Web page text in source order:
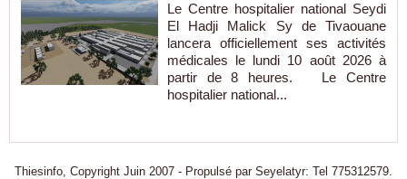
Le Centre hospitalier national Seydi
El Hadji Malick Sy de Tivaouane
lancera officiellement ses activités
médicales le lundi 10 août 2026 à
partir de 8 heures. Le Centre
hospitalier national...
Thiesinfo, Copyright Juin 2007 - Propulsé par Seyelatyr: Tel 775312579.